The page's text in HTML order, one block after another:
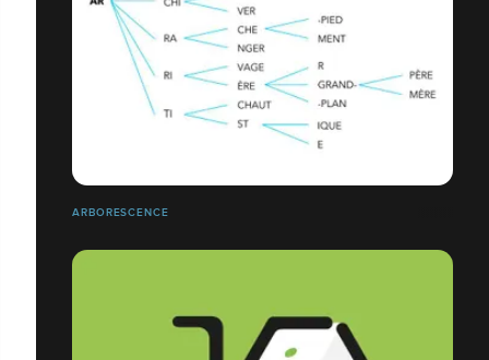
ARBORESCENCE